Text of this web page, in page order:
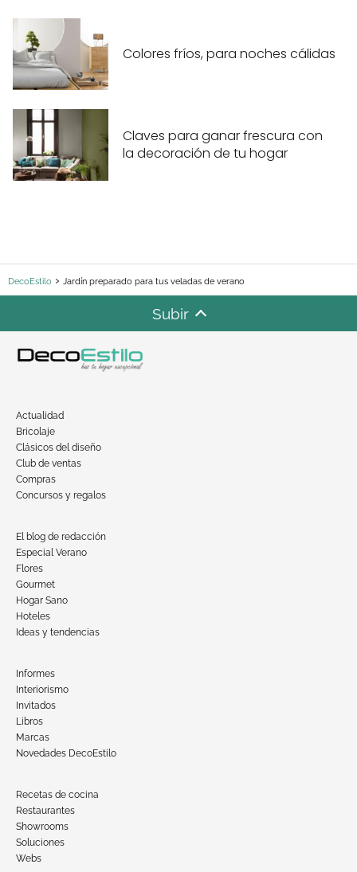
Colores fríos, para noches cálidas
Claves para ganar frescura con
la decoración de tu hogar
DecoEstilo Jardín preparado para tus veladas de verano
Subir
Actualidad
Bricolaje
Clásicos del diseño
Club de ventas
Compras
Concursos y regalos
El blog de redacción
Especial Verano
Flores
Gourmet
Hogar Sano
Hoteles
Ideas y tendencias
Informes
Interiorismo
Invitados
Libros
Marcas
Novedades DecoEstilo
Recetas de cocina
Restaurantes
Showrooms
Soluciones
Webs